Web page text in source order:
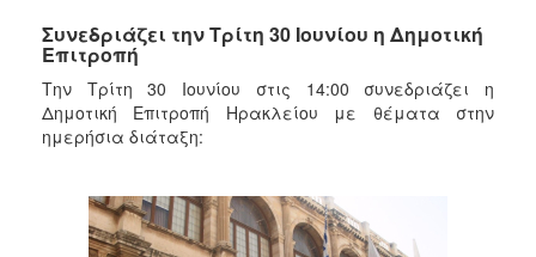
ΠΟΛΙΤΙΣΜΟΣ
ΑΝΘΕΚΤΙΚΗ
Συνεδριάζει την Τρίτη 30 Ιουνίου η Δημοτική
Επιτροπή
Την Τρίτη 30 Ιουνίου στις 14:00 συνεδριάζει η
Δημοτική Επιτροπή Ηρακλείου με θέματα στην
ημερήσια διάταξη: